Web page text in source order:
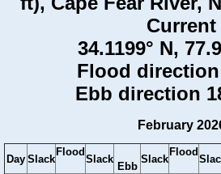
Current
34.1199° N,
Flood direction
Ebb direction
February
Day Slack
Flood
Slack
Ebb
Slack
Flood